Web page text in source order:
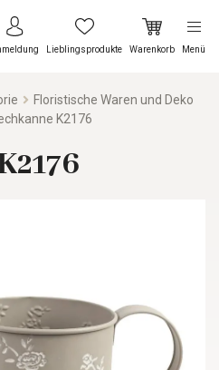
Lieblingsprodukte Warenkorb Menü
Floristische Waren und Deko
K2176